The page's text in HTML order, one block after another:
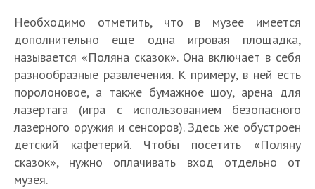
Необходимо отметить, что в музее имеется
дополнительно еще одна игровая площадка,
называется «Поляна сказок». Она включает в себя
разнообразные развлечения. К примеру, в ней есть
поролоновое, а также бумажное шоу, арена для
лазертага (игра с использованием безопасного
лазерного оружия и сенсоров). Здесь же обустроен
детский кафетерий. Чтобы посетить «Поляну
сказок», нужно оплачивать вход отдельно от
музея.